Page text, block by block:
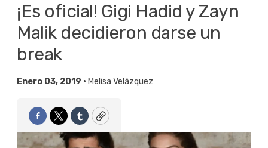
¡Es oficial! Gigi Hadid y Zayn
Malik decidieron darse un
break
Enero 03, 2019 • Melisa Velázquez
Facebook
TwitterTumblrCopy